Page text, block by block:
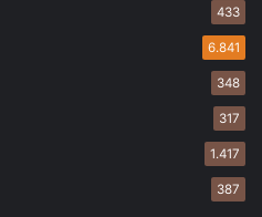
433
6.841
348
317
1.417
387